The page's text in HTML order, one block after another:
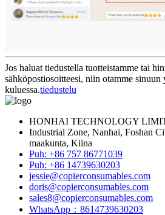
Jos haluat tiedustella tuotteistamme tai
sähköpostiosoitteesi, niin otamme sinuun
kuluessa.tiedustelu
HONHAI TECHNOLOGY
Industrial Zone, Nanhai, Foshan
maakunta, Kiina
Puh: +86 757 86771039
Puh: +86 14739630203
jessie@copierconsumables.com
doris@copierconsumables.com
sales8@copierconsumables.com
WhatsApp：8614739630203